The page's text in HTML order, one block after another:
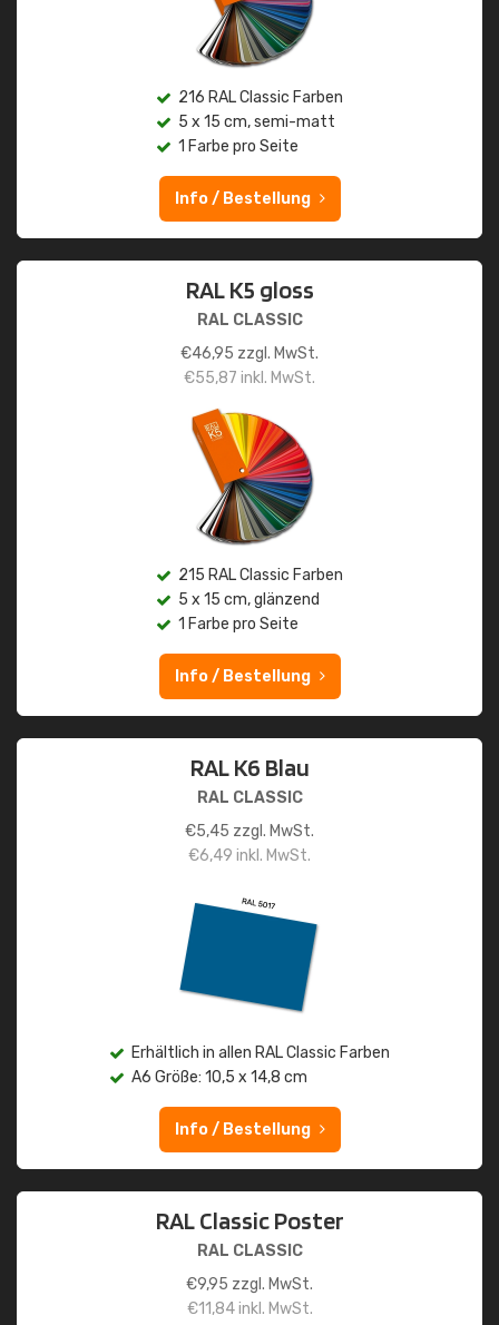
216 RAL Classic Farben
5 x 15 cm, semi-matt
1 Farbe pro Seite
Info / Bestellung
RAL K5 gloss
RAL CLASSIC
€46,95 zzgl. MwSt.
€55,87 inkl. MwSt.
215 RAL Classic Farben
5 x 15 cm, glänzend
1 Farbe pro Seite
Info / Bestellung
RAL K6 Blau
RAL CLASSIC
€5,45 zzgl. MwSt.
€6,49 inkl. MwSt.
Erhältlich in allen RAL Classic Farben
A6 Größe: 10,5 x 14,8 cm
Info / Bestellung
RAL Classic Poster
RAL CLASSIC
€9,95 zzgl. MwSt.
€11,84inkl. MwSt.